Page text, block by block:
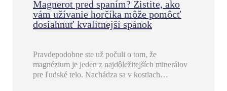
Magnerot pred spaním? Zistite, ako
vám užívanie horčíka môže pomôcť
dosiahnuť kvalitnejší spánok
Pravdepodobne ste už počuli o tom, že
magnézium je jeden z najdôležitejších minerálov
pre ľudské telo. Nachádza sa v kostiach…